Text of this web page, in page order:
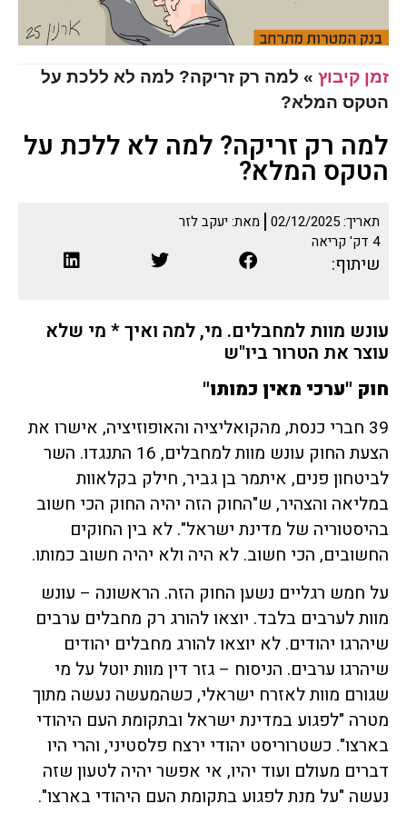
זמן קיבוץ » למה רק זריקה? למה לא ללכת על
הטקס המלא?
למה רק זריקה? למה לא ללכת על
הטקס המלא?
תאריך:02/12/2025 מאת: יעקב לזר
4 דק' קריאה
שיתוף:
עונש מוות למחבלים. מי, למה ואיך * מי שלא
עוצר את הטרור ביו"ש
חוק "ערכי מאין כמותו"
39 חברי כנסת, מהקואליציה והאופוזיציה, אישרו את
הצעת החוק עונש מוות למחבלים, 16 התנגדו. השר
לביטחון פנים, איתמר בן גביר, חילק בקלאוות
במליאה והצהיר, ש"החוק הזה יהיה החוק הכי חשוב
בהיסטוריה של מדינת ישראל". לא בין החוקים
החשובים, הכי חשוב. לא היה ולא יהיה חשוב כמותו.
על חמש רגליים נשען החוק הזה. הראשונה – עונש
מוות לערבים בלבד. יוצאו להורג רק מחבלים ערבים
שיהרגו יהודים. לא יוצאו להורג מחבלים יהודים
שיהרגו ערבים. הניסוח – גזר דין מוות יוטל על מי
שגורם מוות לאזרח ישראלי, כשהמעשה נעשה מתוך
מטרה "לפגוע במדינת ישראל ובתקומת העם היהודי
בארצו". כשטרוריסט יהודי ירצח פלסטיני, והרי היו
דברים מעולם ועוד יהיו, אי אפשר יהיה לטעון שזה
נעשה "על מנת לפגוע בתקומת העם היהודי בארצו".